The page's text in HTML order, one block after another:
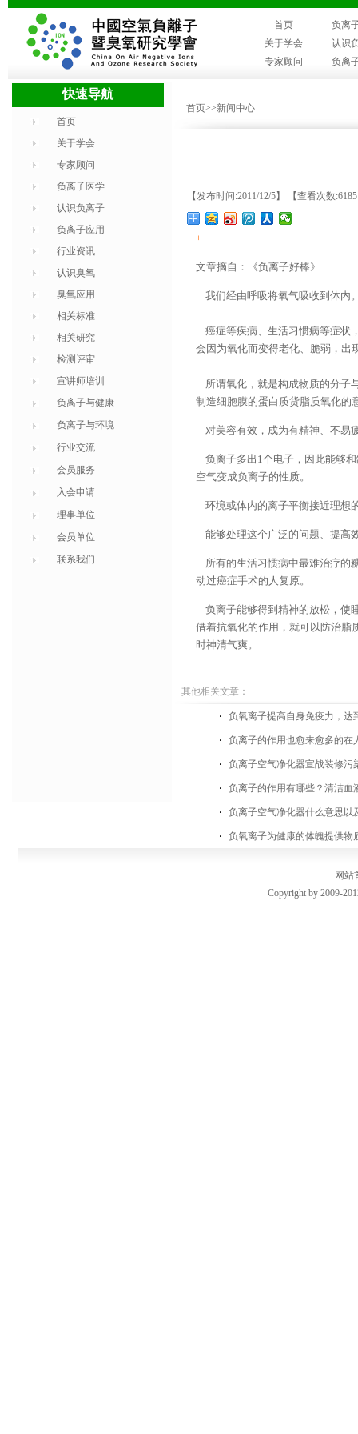
首页
负离
关于学会
认识
专家顾问
负离
快速导航
首页
关于学会
专家顾问
负离子医学
认识负离子
负离子应用
行业资讯
认识臭氧
臭氧应用
相关标准
相关研究
检测评审
宣讲师培训
负离子与健康
负离子与环境
行业交流
会员服务
入会申请
理事单位
会员单位
联系我们
首页>>新闻中心
【发布时间:2011/12/5】 【查看次数
+
文章摘自：《负离子好棒》
我们经由呼吸将氧气吸收到体内
癌症等疾病、生活习惯病等症状
会因为氧化而变得老化、脆弱，出
所谓氧化，就是构成物质的分子
制造细胞膜的蛋白质货脂质氧化的
对美容有效，成为有精神、不易
负离子多出1个电子，因此能够
空气变成负离子的性质。
环境或体内的离子平衡接近理想
能够处理这个广泛的问题、提高
所有的生活习惯病中最难治疗的
动过癌症手术的人复原。
负离子能够得到精神的放松，使
借着抗氧化的作用，就可以防治脂
时神清气爽。
其他相关文章：
负氧离子提高自身免疫力，达
负离子的作用也愈来愈多的在
负离子空气净化器宣战装修污
负离子的作用有哪些？清洁血
负离子空气净化器什么意思以
负氧离子为健康的体魄提供物
网站
Copyright by 2009-